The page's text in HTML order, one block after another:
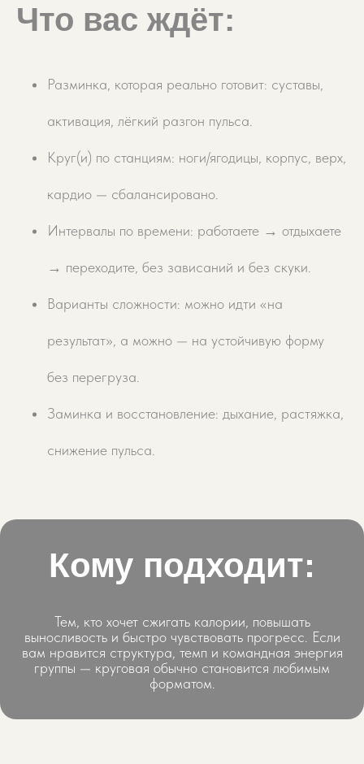
Что вас ждёт:
Разминка, которая реально готовит: суставы,
активация, лёгкий разгон пульса.
Круг(и) по станциям: ноги/ягодицы, корпус, верх,
кардио — сбалансировано.
Интервалы по времени: работаете → отдыхаете
→ переходите, без зависаний и без скуки.
Варианты сложности: можно идти «на
результат», а можно — на устойчивую форму
без перегруза.
Заминка и восстановление: дыхание, растяжка,
снижение пульса.
Кому подходит:
Тем, кто хочет сжигать калории, повышать
выносливость и быстро чувствовать прогресс. Если
вам нравится структура, темп и командная энергия
группы — круговая обычно становится любимым
форматом.